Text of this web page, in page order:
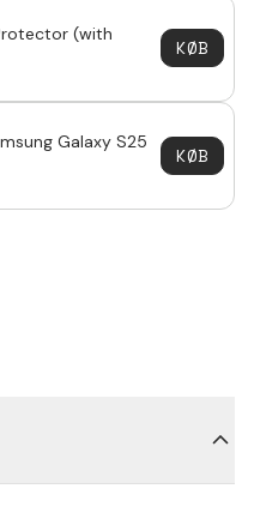
(with
KØB
Galaxy S25
KØB